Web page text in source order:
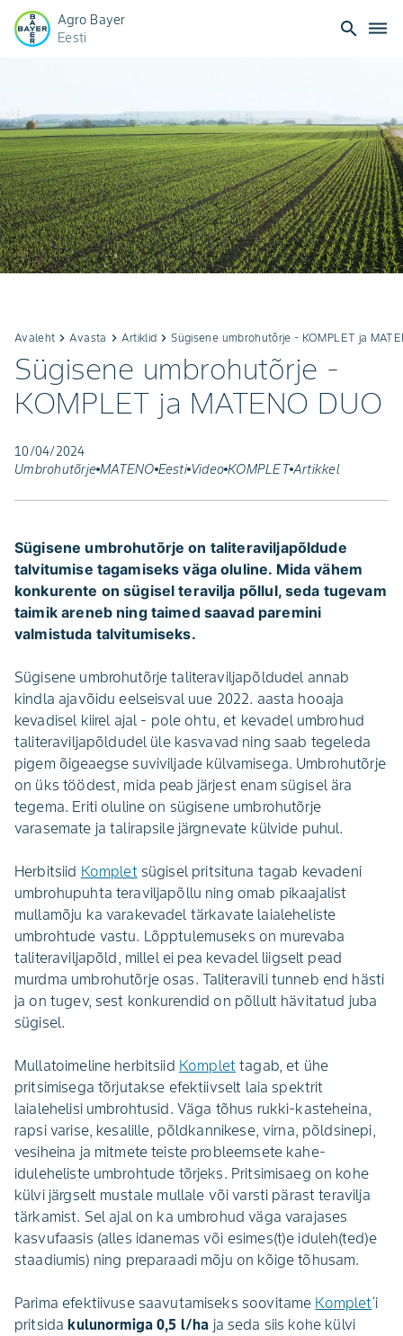
Agro Bayer
Eesti
search dehaze
Avaleht keyboard_arrow_rightAvasta keyboard_arrow_right Artiklid keyboard_arrow_rightSügisene umbrohutõrje - KOMPLET ja
Sügisene umbrohutõrje -
KOMPLET ja MATENO DUO
10/04/2024
Umbrohutõrje MATENO Eesti Video KOMPLET Artikkel
Sügisene umbrohutõrje on taliteraviljapõldude
talvitumise tagamiseks väga oluline. Mida vähem
konkurente on sügisel teravilja põllul, seda tugevam
taimik areneb ning taimed saavad paremini
valmistuda talvitumiseks.
Sügisene umbrohutõrje taliteraviljapõldudel annab
kindla ajavõidu eelseisval uue 2022. aasta hooaja
kevadisel kiirel ajal - pole ohtu, et kevadel umbrohud
taliteraviljapõldudel üle kasvavad ning saab tegeleda
pigem õigeaegse suviviljade külvamisega. Umbrohutõrje
on üks töödest, mida peab järjest enam sügisel ära
tegema. Eriti oluline on sügisene umbrohutõrje
varasemate ja talirapsile järgnevate külvide puhul.
Herbitsiid Komplet sügisel pritsituna tagab kevadeni
umbrohupuhta teraviljapõllu ning omab pikaajalist
mullamõju ka varakevadel tärkavate laialeheliste
umbrohtude vastu. Lõpptulemuseks on murevaba
taliteraviljapõld, millel ei pea kevadel liigselt pead
murdma umbrohutõrje osas. Taliteravili tunneb end hästi
ja on tugev, sest konkurendid on põllult hävitatud juba
sügisel.
Mullatoimeline herbitsiid Komplet tagab, et ühe
pritsimisega tõrjutakse efektiivselt laia spektrit
laialehelisi umbrohtusid. Väga tõhus rukki-kasteheina,
rapsi varise, kesalille, põldkannikese, virna, põldsinepi,
vesiheina ja mitmete teiste probleemsete kahe-
iduleheliste umbrohtude tõrjeks. Pritsimisaeg on kohe
külvi järgselt mustale mullale või varsti pärast teravilja
tärkamist. Sel ajal on ka umbrohud väga varajases
kasvufaasis (alles idanemas või esimes(t)e iduleh(ted)e
staadiumis) ning preparaadi mõju on kõige tõhusam.
Parima efektiivuse saavutamiseks soovitame Komplet´i
pritsidakulunormiga 0,5 l/ha ja seda siis kohe külvi